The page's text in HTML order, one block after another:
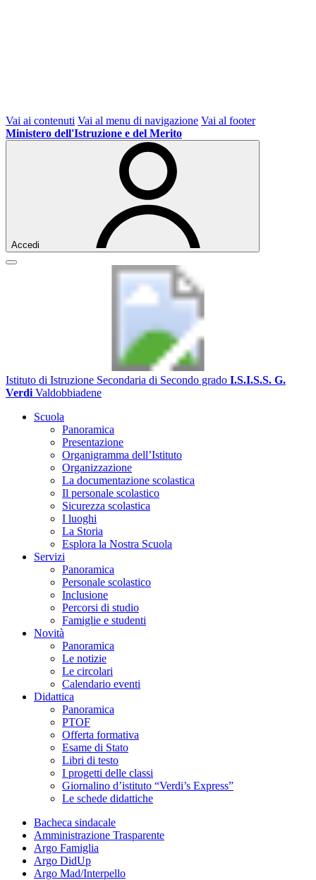
Vai ai contenuti Vai al menu di navigazione Vai al footer
Ministero dell'Istruzione e del Merito
Accedi
Istituto di Istruzione Secondaria di Secondo grado I.S.I.S.S. G.
Verdi Valdobbiadene
Scuola
Panoramica
Presentazione
Organigramma dell’Istituto
Organizzazione
La documentazione scolastica
Il personale scolastico
Sicurezza scolastica
I luoghi
La Storia
Esplora la Nostra Scuola
Servizi
Panoramica
Personale scolastico
Inclusione
Percorsi di studio
Famiglie e studenti
Novità
Panoramica
Le notizie
Le circolari
Calendario eventi
Didattica
Panoramica
PTOF
Offerta formativa
Esame di Stato
Libri di testo
I progetti delle classi
Giornalino d’istituto “Verdi’s Express”
Le schede didattiche
Bacheca sindacale
Amministrazione Trasparente
Argo Famiglia
Argo DidUp
Argo Mad/Interpello